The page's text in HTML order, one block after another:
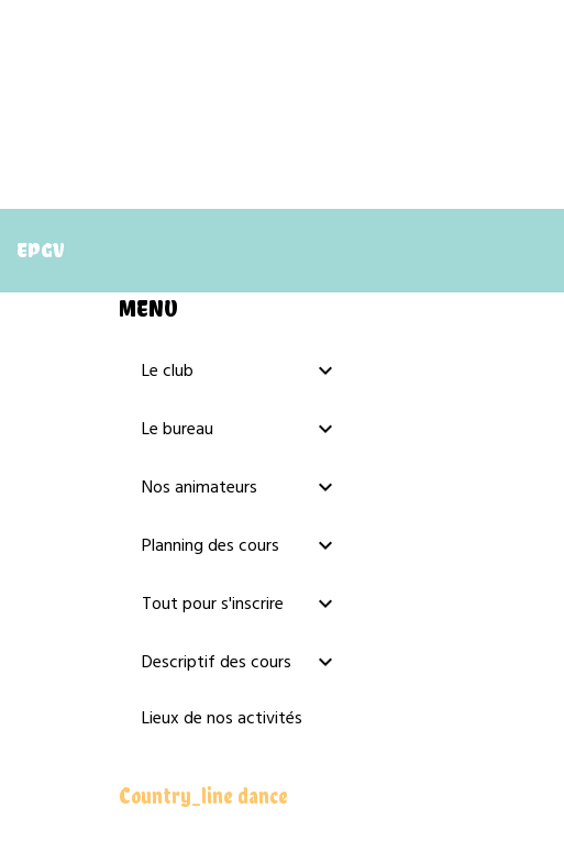
EPGV
MENU
Le club
Le bureau
Nos animateurs
Planning des cours
Tout pour s'inscrire
Descriptif des cours
Lieux de nos activités
Country_line dance